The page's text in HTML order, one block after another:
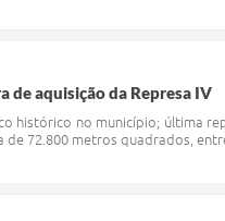
de aquisição da Represa IV
histórico no município; última
72.800 metros quadrados,